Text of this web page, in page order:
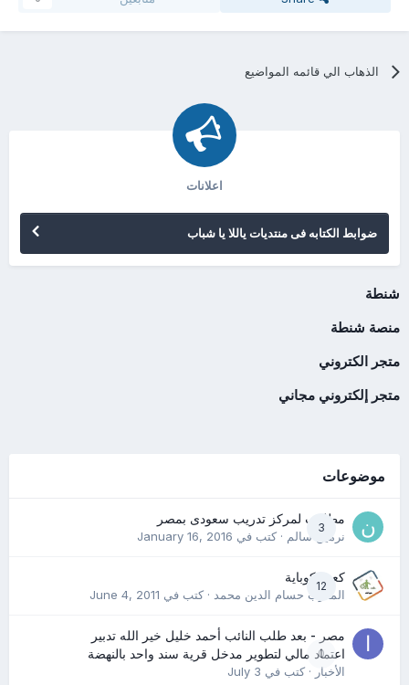
الذهاب الي قائمه المواضيع
اعلانات
ضوابط الكتابه فى منتديات ياللا يا شباب
شنطة
منصة شنطة
متجر الكتروني
متجر إلكتروني مجاني
موضوعات
3
مطلوب لمركز تدريب سعودى بمصر
نرمين سالم· كتب في January 16, 2016
12
كعب كوباية
المدرب حسام الدين محمد· كتب في June 4, 2011
0
مصر - بعد طلب النائب أحمد خليل خير الله تدبير
اعتماد مالي لتطوير مدخل قرية سند واحد بالنهضة
الأخبار· كتب في July 3